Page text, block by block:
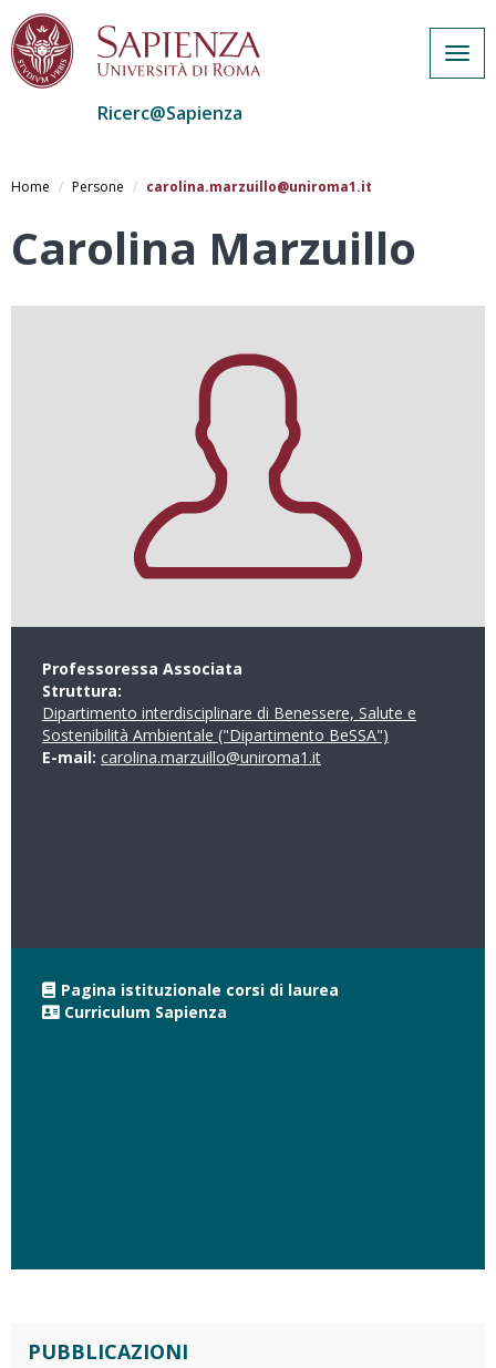
al
Ricerc@Sapienza
Home Persone carolina.marzuillo@uniroma1.it
Carolina Marzuillo
Professoressa Associata
Struttura:
Dipartimento interdisciplinare di Benessere, Salute e
Sostenibilità Ambientale ("Dipartimento BeSSA")
E-mail: carolina.marzuillo@uniroma1.it
Pagina istituzionale corsi di laurea
Curriculum Sapienza
PUBBLICAZIONI